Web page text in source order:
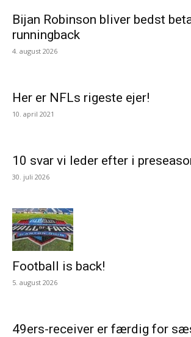
Bijan Robinson bliver bedst
runningback
4. august 2026
Her er NFLs rigeste ejer!
10. april 2021
10 svar vi leder efter i
30. juli 2026
Football is back!
5. august 2026
49ers-receiver er færdig for